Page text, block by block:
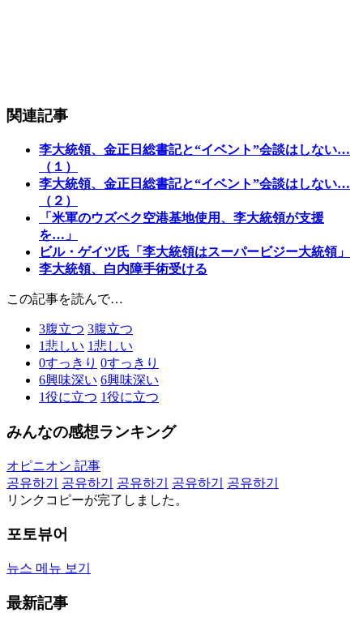
関連記事
李大統領、金正日総書記と“イベント”会談はしない…
（１）
李大統領、金正日総書記と“イベント”会談はしない…
（２）
「米軍のウズベク空港基地使用、李大統領が支援
を…」
ビル・ゲイツ氏「李大統領はスーパービジー大統領」
李大統領、白内障手術受ける
この記事を読んで…
3腹立つ 3腹立つ
1悲しい 1悲しい
0すっきり 0すっきり
6興味深い 6興味深い
1役に立つ 1役に立つ
みんなの感想ランキング
オピニオン 記事
공유하기
공유하기 공유하기 공유하기
공유하기
リンクコピーが完了しました。
포토뷰어
뉴스 메뉴 보기
最新記事